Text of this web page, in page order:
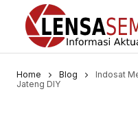
Home Blog
Indosat
Jateng DIY